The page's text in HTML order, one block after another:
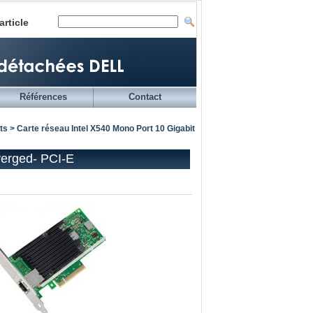
Références Contact
> Carte réseau Intel X540 Mono Port 10 Gigabit
PCI-E